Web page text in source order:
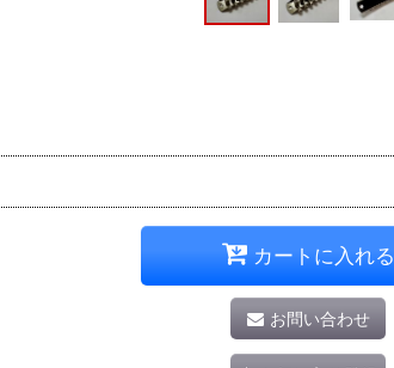
カートに入れる
お問い合わせ